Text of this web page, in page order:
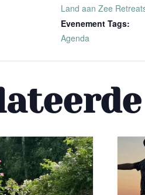
Land aan Zee
Evenement Tags:
Agenda